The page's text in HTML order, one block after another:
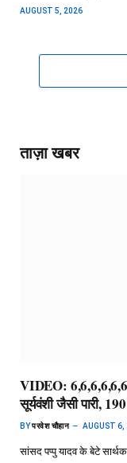
AUGUST 5, 2026
ताज़ा खबर
VIDEO:
सूर्यवंशी जैसी पारी,
BYपरवेश चौहान AUGUST 6,
सांसद पप्पु यादव के बेटे